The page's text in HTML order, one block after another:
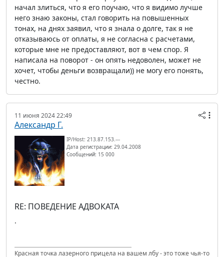
начал злиться, что я его поучаю, что я видимо лучше
него знаю законы, стал говорить на повышенных
тонах, на днях заявил, что я знала о долге, так я не
отказываюсь от оплаты, я не согласна с расчетами,
которые мне не предоставляют, вот в чем спор. Я
написала на поворот - он опять недоволен, может не
хочет, чтобы деньги возвращали)) не могу его понять,
честно.
11 июня 2024 22:49
Александр Г.
IP/Host: 213.87.153.---
Дата регистрации: 29.04.2008
Сообщений: 15 000
RE: ПОВЕДЕНИЕ АДВОКАТА
.
Красная точка лазерного прицела на вашем лбу - это тоже чья-то